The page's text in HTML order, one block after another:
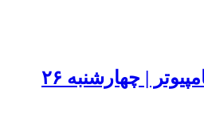
استخدام مهندس کامپیوتر | چهارشنبه ۲۶